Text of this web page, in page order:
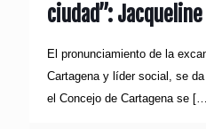
ciudad”:
El pronunciamiento de la
Cartagena y líder social, se
el Concejo de Cartagena se